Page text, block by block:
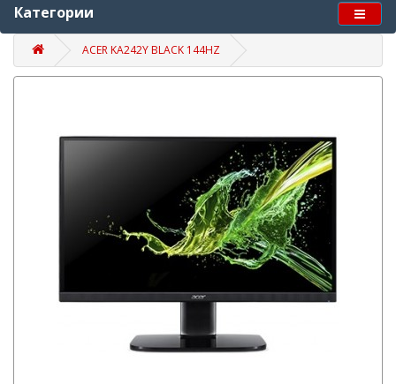
Категории
ACER KA242Y BLACK 144HZ